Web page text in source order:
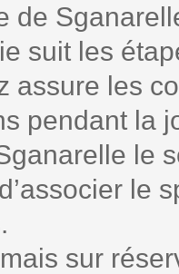
de
suit les
assure les
pendant la
le
le
sur